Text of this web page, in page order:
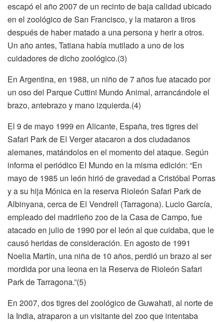
escapó el año 2007 de un recinto de baja calidad ubicado
en el zoológico de San Francisco, y la mataron a tiros
después de haber matado a una persona y herir a otros.
Un año antes, Tatiana había mutilado a uno de los
cuidadores de dicho zoológico.(3)
En Argentina, en 1988, un niño de 7 años fue atacado por
un oso del Parque Cuttini Mundo Animal, arrancándole el
brazo, antebrazo y mano izquierda.(4)
El 9 de mayo 1999 en Alicante, España, tres tigres del
Safari Park de El Verger atacaron a dos ciudadanos
alemanes, matándolos en el momento del ataque. Según
informa el periódico El Mundo en la misma edición: “En
mayo de 1985 un león hirió de gravedad a Cristóbal Porras
y a su hija Mónica en la reserva Rioleón Safari Park de
Albinyana, cerca de El Vendrell (Tarragona). Lucio García,
empleado del madrileño zoo de la Casa de Campo, fue
atacado en julio de 1990 por el león al que cuidaba, que le
causó heridas de consideración. En agosto de 1991
Noelia Martín, una niña de 10 años, perdió un brazo al ser
mordida por una leona en la Reserva de Rioleón Safari
Park de Tarragona.”(5)
En 2007, dos tigres del zoológico de Guwahati, al norte de
la India, atraparon a un visitante del zoo que intentaba